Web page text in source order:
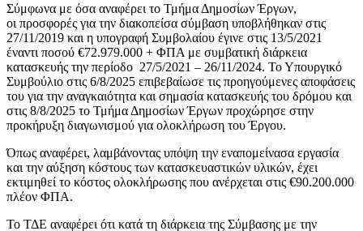
Σύμφωνα με όσα αναφέρει το Τμήμα Δημοσίων Έργων,
οι προσφορές για την διακοπείσα σύμβαση υποβλήθηκαν στις
27/11/2019 και η υπογραφή Συμβολαίου έγινε στις 13/5/2021
έναντι ποσού €72.979.000 + ΦΠΑ με συμβατική διάρκεια
κατασκευής την περίοδο 27/5/2021 – 26/11/2024. Το Υπουργικό
Συμβούλιο στις 6/8/2025 επιβεβαίωσε τις προηγούμενες αποφάσεις
του για την αναγκαιότητα και σημασία κατασκευής του δρόμου και
στις 8/8/2025 το Τμήμα Δημοσίων Έργων προχώρησε στην
προκήρυξη διαγωνισμού για ολοκλήρωση του Έργου.
Όπως αναφέρει, λαμβάνοντας υπόψη την εναπομείνασα εργασία
και την αύξηση κόστους των κατασκευαστικών υλικών, έχει
εκτιμηθεί το κόστος ολοκλήρωσης που ανέρχεται στις €90.200.000
πλέον ΦΠΑ.
Το ΤΔΕ αναφέρει ότι κατά τη διάρκεια της Σύμβασης με την